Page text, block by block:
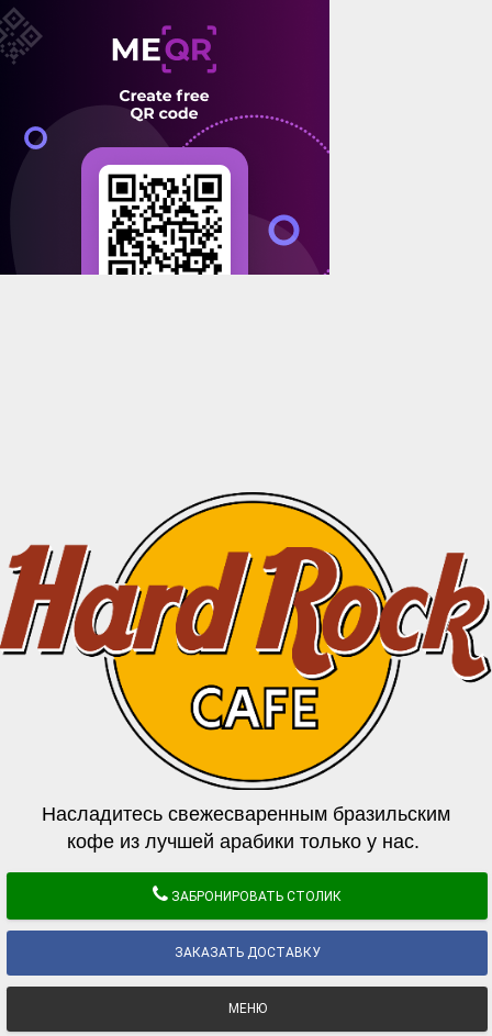
Насладитесь свежесваренным бразильским
кофе из лучшей арабики только у нас.
ЗАБРОНИРОВАТЬ СТОЛИК
ЗАКАЗАТЬ ДОСТАВКУ
МЕНЮ